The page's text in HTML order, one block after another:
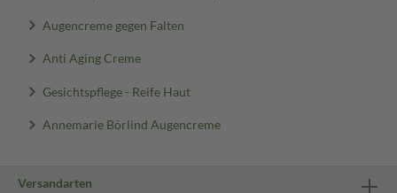
Augencreme gegen Falten
Anti Aging Creme
Gesichtspflege - Reife Haut
Annemarie Börlind Augencreme
Versandarten